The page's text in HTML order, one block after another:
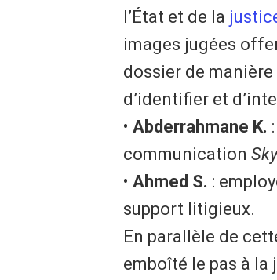
l’État et de la
images jugées
dossier de
d’identifier et
• ​ Abderrahmane K.
communication
• ​ Ahmed S. :
support litigieux.
​En parallèle de
emboîté le pas à